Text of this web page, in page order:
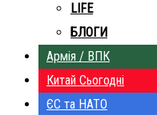
LIFE
БЛОГИ
Армія / ВПК
Китай Сьогодні
ЄС та НАТО